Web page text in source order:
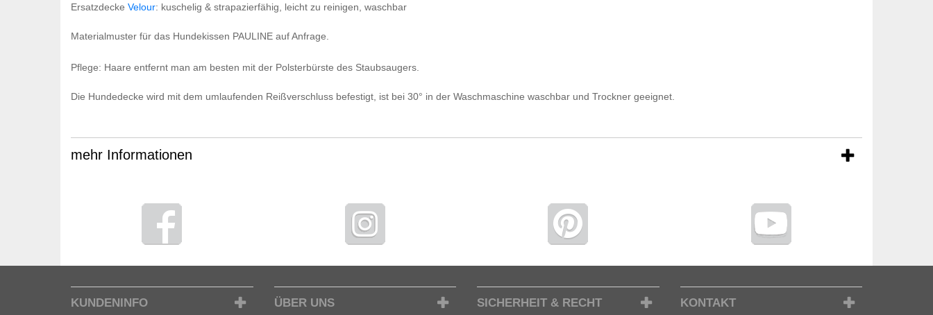
Ersatzdecke Velour: kuschelig & strapazierfähig, leicht zu reinigen, waschbar
Materialmuster für das Hundekissen PAULINE auf Anfrage.
Pflege: Haare entfernt man am besten mit der Polsterbürste des Staubsaugers.
Die Hundedecke wird mit dem umlaufenden Reißverschluss befestigt, ist bei 30° in der Waschmaschine waschbar und Trockner geeignet.
mehr Informationen
KUNDENINFO ÜBER UNS SICHERHEIT & RECHT KONTAKT